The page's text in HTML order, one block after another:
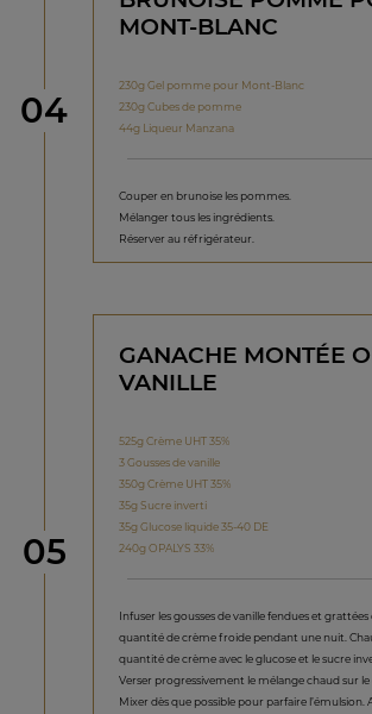
étape
04
MONT-BLANC
230g Gel pomme pour Mont-Blanc
230g Cubes de pomme
44g Liqueur Manzana
Couper en brunoise les pommes.
Mélanger tous les ingrédients.
Réserver au réfrigérateur.
étape
05
GANACHE MONTÉE
VANILLE
525g Crème UHT 35%
3 Gousses de vanille
350g Crème UHT 35%
35g Sucre inverti
35g Glucose liquide 35-40 DE
240g OPALYS 33%​​​​​​​
Infuser les gousses de vanille fendues et
quantité de crème froide pendant une nuit.
quantité de crème avec le glucose et le sucre
Verser progressivement le mélange chaud sur
Mixer dès que possible pour parfaire l’émulsion.